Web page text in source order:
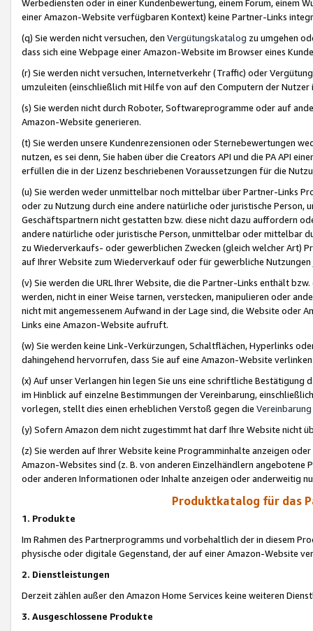
Werbediensten oder in einer Kundenbewertung, einem Forum, einem
einer Amazon-Website verfügbaren Kontext) keine Partner-Links
(q) Sie werden nicht versuchen, den Vergütungskatalog zu umgehen
dass sich eine Webpage einer Amazon-Website im Browser eines
(r) Sie werden nicht versuchen, Internetverkehr (Traffic) oder
umzuleiten (einschließlich mit Hilfe von auf den Computern der
(s) Sie werden nicht durch Roboter, Softwareprogramme oder auf
Amazon-Website generieren.
(t) Sie werden unsere Kundenrezensionen oder Sternebewertungen
nutzen, es sei denn, Sie haben über die Creators API und die PA API
erfüllen die in der Lizenz beschriebenen Voraussetzungen für die
(u) Sie werden weder unmittelbar noch mittelbar über Partner-Links
oder zu Nutzung durch eine andere natürliche oder juristische
Geschäftspartnern nicht gestatten bzw. diese nicht dazu auffordern
andere natürliche oder juristische Person, unmittelbar oder mittelbar
zu Wiederverkaufs- oder gewerblichen Zwecken (gleich welcher Art)
auf Ihrer Website zum Wiederverkauf oder für gewerbliche
(v) Sie werden die URL Ihrer Website, die die Partner-Links enthält
werden, nicht in einer Weise tarnen, verstecken, manipulieren oder
nicht mit angemessenem Aufwand in der Lage sind, die Website oder
Links eine Amazon-Website aufruft.
(w) Sie werden keine Link-Verkürzungen, Schaltflächen, Hyperlinks
dahingehend hervorrufen, dass Sie auf eine Amazon-Website
(x) Auf unser Verlangen hin legen Sie uns eine schriftliche
im Hinblick auf einzelne Bestimmungen der Vereinbarung,
vorlegen, stellt dies einen erheblichen Verstoß gegen die Vereinbarung
(y) Sofern Amazon dem nicht zugestimmt hat darf Ihre Website nicht
(z) Sie werden auf Ihrer Website keine Programminhalte anzeigen
Amazon-Websites sind (z. B. von anderen Einzelhändlern
oder anderen Informationen oder Inhalte anzeigen oder anderweitig
Produktkatalog für das
1. Produkte
Im Rahmen des Partnerprogramms und vorbehaltlich der in diesem
physische oder digitale Gegenstand, der auf einer Amazon-Website
2. Dienstleistungen
Derzeit zählen außer den Amazon Home Services keine weiteren
3. Ausgeschlossene Produkte